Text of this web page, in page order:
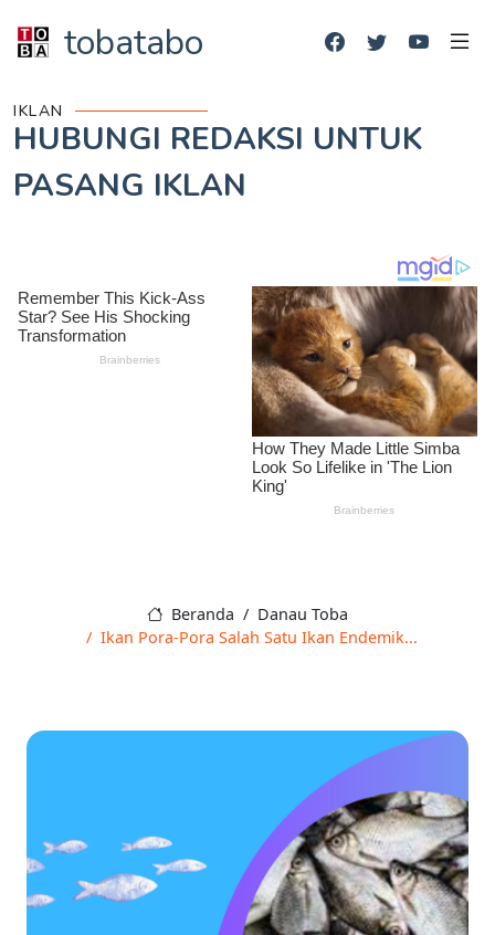
tobatabo
IKLAN
HUBUNGI REDAKSI UNTUK
PASANG IKLAN
Beranda
Danau Toba
Ikan Pora-Pora Salah Satu Ikan Endemik...